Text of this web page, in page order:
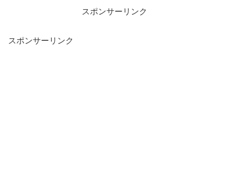
スポンサーリンク
スポンサーリンク